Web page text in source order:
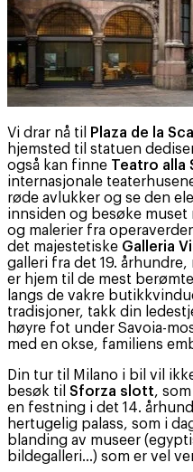
Vi drar nå til Plaza de la
hjemsted til statuen
også kan finne Teatro alla
internasjonale
røde avlukker og se den
innsiden og besøke muset
og malerier fra
det majestetiske Galleria
galleri fra det 19.
er hjem til de mest
langs de vakre
tradisjoner, takk din
høyre fot under Savoia-
med en okse, familiens
Din tur til Milano i bil vil
besøk til Sforza slott,
en festning i det 14.
hertugelig palass, som i
blanding av museer
bildegalleri…) som er vel